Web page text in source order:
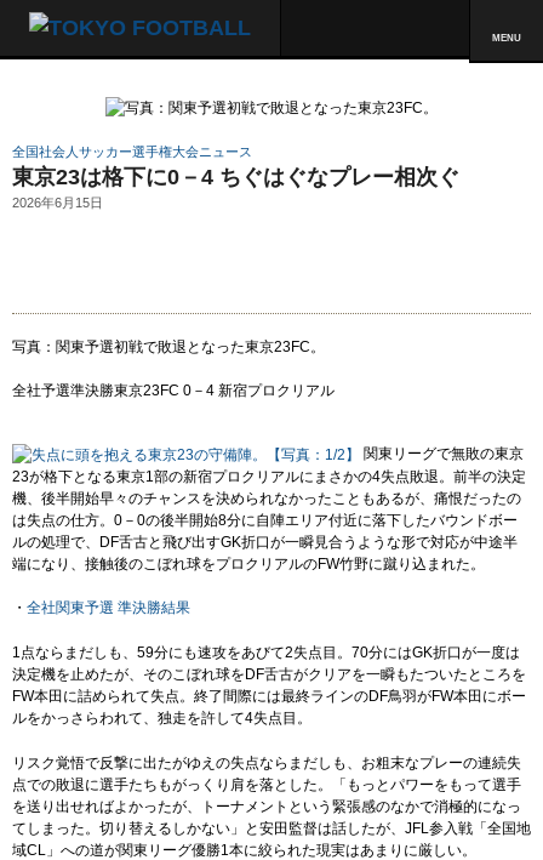
全国社会人サッカー選手権大会ニュース
東京23は格下に0－4 ちぐはぐなプレー相次ぐ
2026年6月15日
写真：関東予選初戦で敗退となった東京23FC。
全社予選準決勝東京23FC 0－4 新宿プロクリアル
関東リーグで無敗の東京
23が格下となる東京1部の新宿プロクリアルにまさかの4失点敗退。前半の決定
機、後半開始早々のチャンスを決められなかったこともあるが、痛恨だったの
は失点の仕方。0－0の後半開始8分に自陣エリア付近に落下したバウンドボー
ルの処理で、DF舌古と飛び出すGK折口が一瞬見合うような形で対応が中途半
端になり、接触後のこぼれ球をプロクリアルのFW竹野に蹴り込まれた。
・ 全社関東予選 準決勝結果
1点ならまだしも、59分にも速攻をあびて2失点目。70分にはGK折口が一度は
決定機を止めたが、そのこぼれ球をDF舌古がクリアを一瞬もたついたところを
FW本田に詰められて失点。終了間際には最終ラインのDF鳥羽がFW本田にボー
ルをかっさらわれて、独走を許して4失点目。
リスク覚悟で反撃に出たがゆえの失点ならまだしも、お粗末なプレーの連続失
点での敗退に選手たちもがっくり肩を落とした。「もっとパワーをもって選手
を送り出せればよかったが、トーナメントという緊張感のなかで消極的になっ
てしまった。切り替えるしかない」と安田監督は話したが、JFL参入戦「全国地
域CL」への道が関東リーグ優勝1本に絞られた現実はあまりに厳しい。
MENU